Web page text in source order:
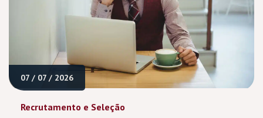
07 / 07 / 2026
Recrutamento e Seleção